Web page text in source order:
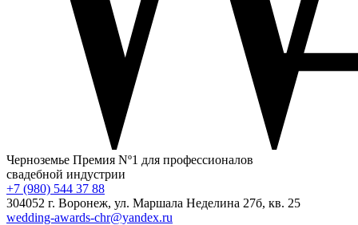
Черноземье Премия Nº1 для профессионалов
свадебной индустрии
+7 (980) 544 37 88
304052 г. Воронеж, ул. Маршала Неделина 27б, кв. 25
wedding-awards-chr@yandex.ru